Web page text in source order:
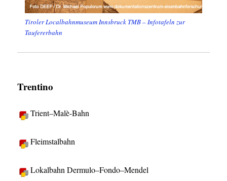
Tiroler Localbahnmuseum Innsbruck TMB – Infotafeln zur
Taufererbahn
Trentino
Trient–Malè-Bahn
Fleimstalbahn
Lokalbahn Dermulo–Fondo–Mendel